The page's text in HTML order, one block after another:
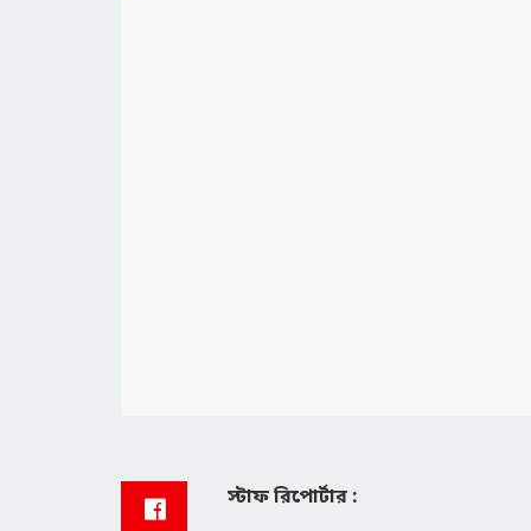
স্টাফ রিপোর্টার :